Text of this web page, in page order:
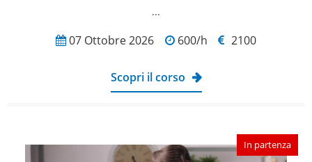
...
07 Ottobre 2026 600/h 2100
Scopri il corso
In partenza